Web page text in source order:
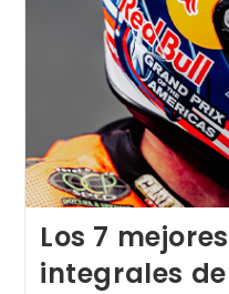
Los 7
integrales